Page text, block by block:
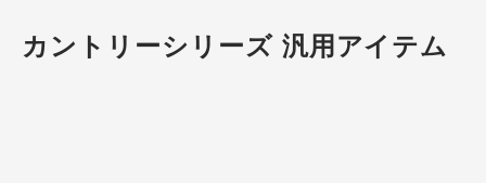
カントリーシリーズ 汎用アイテム